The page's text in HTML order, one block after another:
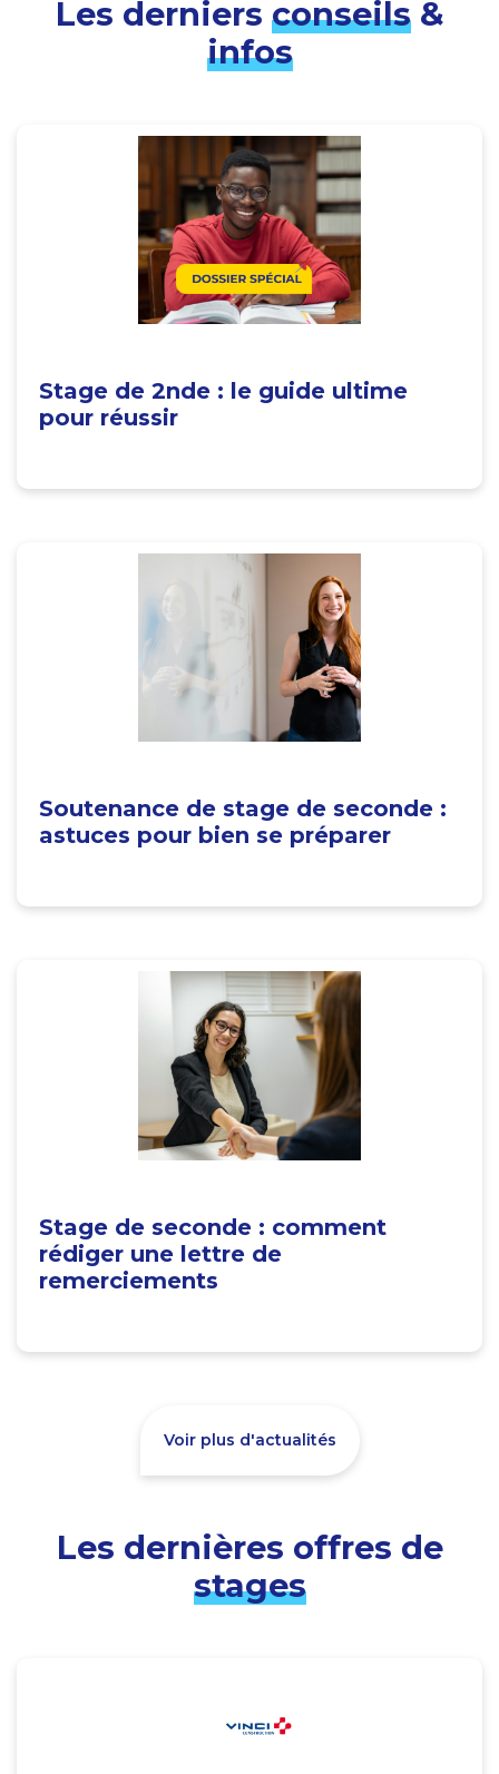
Les derniers conseils&
infos
Stage de 2nde : le guide ultime
pour réussir
Soutenance de stage de seconde :
astuces pour bien se préparer
Stage de seconde : comment
rédiger une lettre de
remerciements
Voir plus d'actualités
Les dernières offres de
stages